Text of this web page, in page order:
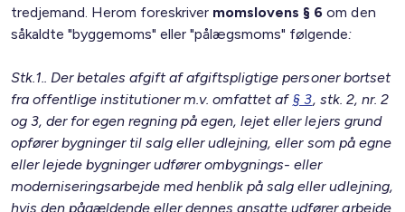
tredjemand. Herom foreskriver momslovens § 6 om den
såkaldte "byggemoms" eller "pålægsmoms" følgende:
Stk.1.. Der betales afgift af afgiftspligtige personer bortset
fra offentlige institutioner m.v. omfattet af § 3, stk. 2, nr. 2
og 3, der for egen regning på egen, lejet eller lejers grund
opfører bygninger til salg eller udlejning, eller som på egne
eller lejede bygninger udfører ombygnings- eller
moderniseringsarbejde med henblik på salg eller udlejning,
hvis den pågældende eller dennes ansatte udfører arbejde